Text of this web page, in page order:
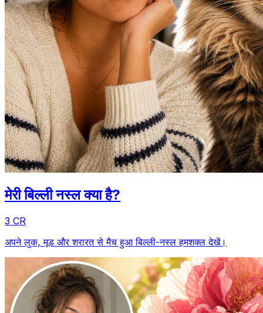
मेरी बिल्ली नस्ल क्या है?
3 CR
अपने लुक, मूड और शरारत से मैच हुआ बिल्ली-नस्ल हमशक्ल देखें।